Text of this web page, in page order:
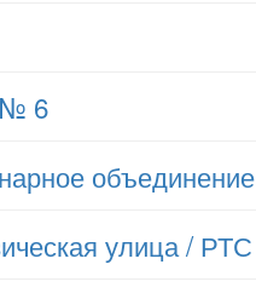
№ 6
объединение
улица / РТС